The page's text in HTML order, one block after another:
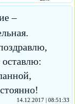
–
14.12.2017 | 08:51:33